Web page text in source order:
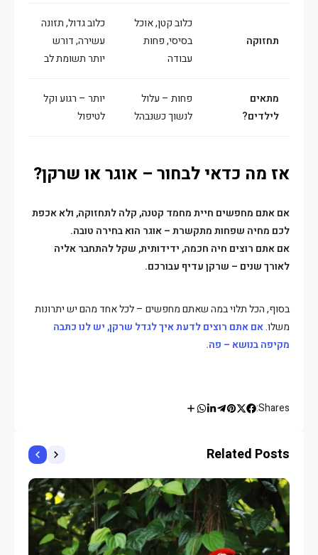
תחזוקה
כלוב קטן, אוכל
בסיסי, פחות
עבודה
כלוב גדול, תזונה
עשירה, דורש
יותר תשומת לב
מתאים
לילדים?
פחות – עלול
לנשוך כשנבהל
יותר – רגוע וקל
לטיפול
אז מה כדאי לבחור – אוגר או שרקן?
אם אתם מחפשים חיית מחמד קטנה, קלה לתחזוקה, ולא אכפת
לכם מחיה שפחות מתקשרת – אוגר הוא בחירה טובה.
אם אתם רוצים חיה חכמה, ידידותית, שקל להתחבר אליה
לאורך שנים – שרקן עדיף עבורכם.
בסוף, הכל תלוי במה שאתם מחפשים – לכל אחד מהם יש יתרונות
משלו.אם אתם רוצים לדעת איך לגדל שרקן, יש לנו כתבה
מקיפה בנושא – פה.
Shares:
Related Posts